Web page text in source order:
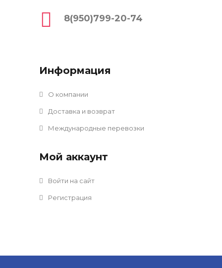
8(950)799-20-74
Информация
О компании
Доставка и возврат
Международные перевозки
Мой аккаунт
Войти на сайт
Регистрация